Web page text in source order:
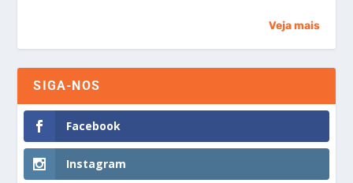
Veja mais
SIGA-NOS
Facebook
Instagram